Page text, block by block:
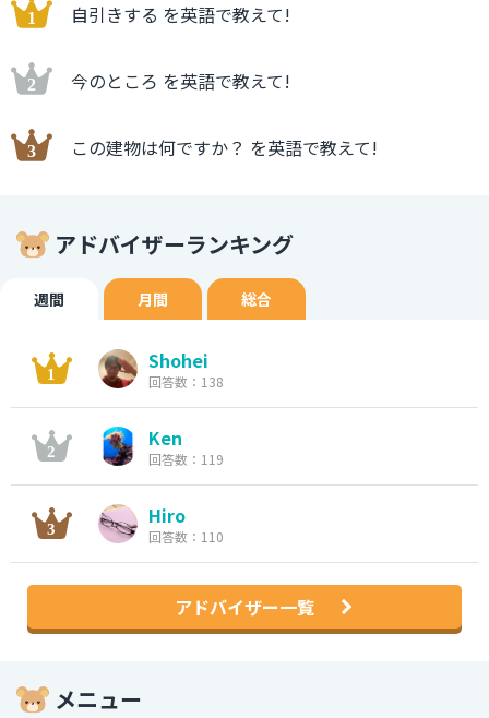
自引きする を英語で教えて!
今のところ を英語で教えて!
この建物は何ですか？ を英語で教えて!
アドバイザーランキング
週間 月間 総合
Shohei
回答数：138
Ken
回答数：119
Hiro
回答数：110
アドバイザー一覧
メニュー